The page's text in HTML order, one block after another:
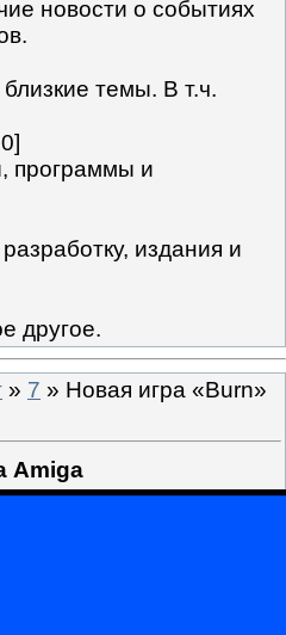
новости о событиях
темы. В т.ч.
программы и
издания и
другое.
» 7 » Новая игра «Burn»
Amiga